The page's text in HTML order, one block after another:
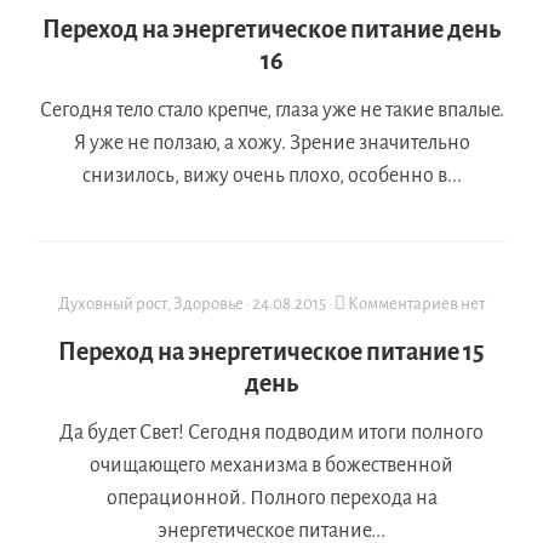
Переход на энергетическое питание день
16
Сегодня тело стало крепче, глаза уже не такие впалые.
Я уже не ползаю, а хожу. Зрение значительно
снизилось, вижу очень плохо, особенно в...
Духовный рост, Здоровье · 24.08.2015 · Комментариев нет
Переход на энергетическое питание 15
день
Да будет Свет! Сегодня подводим итоги полного
очищающего механизма в божественной
операционной. Полного перехода на
энергетическое питание...